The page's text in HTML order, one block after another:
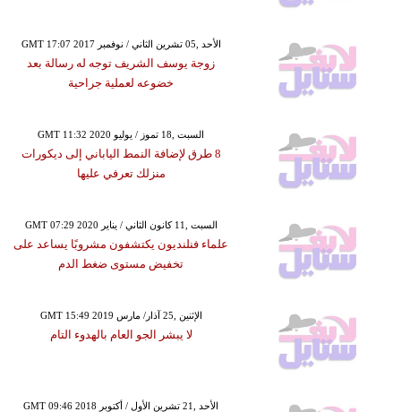
GMT 17:07 2017 الأحد ,05 تشرين الثاني / نوفمبر
زوجة يوسف الشريف توجه له رسالة بعد
خضوعه لعملية جراحية
GMT 11:32 2020 السبت ,18 تموز / يوليو
8 طرق لإضافة النمط الياباني إلى ديكورات
منزلك تعرفي عليها
GMT 07:29 2020 السبت ,11 كانون الثاني / يناير
علماء فنلنديون يكتشفون مشروبًا يساعد على
تخفيض مستوى ضغط الدم
GMT 15:49 2019 الإثنين ,25 آذار/ مارس
لا يبشر الجو العام بالهدوء التام
GMT 09:46 2018 الأحد ,21 تشرين الأول / أكتوبر